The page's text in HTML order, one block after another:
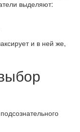
выделяют:
и в ней же,